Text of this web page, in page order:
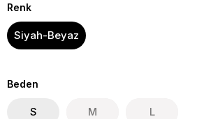
Renk
Siyah-Beyaz
Beden
S M L